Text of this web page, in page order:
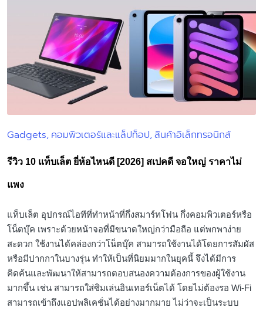
Posted
Gadgets คอมพิวเตอร์และแล็ปท็อป สินค้าอิเล็กทรอนิกส์
รีวิว 10 แท็บเล็ต ยี่ห้อไหนดี [2026] สเปคดี จอใหญ่ ราคาไม่
แพง
แท็บเล็ต อุปกรณ์ไอทีที่ทำหน้าที่กึ่งสมาร์ทโฟน กึ่งคอมพิวเตอร์หรือ
โน็ตบุ๊ค เพราะด้วยหน้าจอที่มีขนาดใหญ่กว่ามือถือ แต่พกพาง่าย
สะดวก ใช้งานได้คล่องกว่าโน็ตบุ๊ค สามารถใช้งานได้โดยการสัมผัส
หรือมีปากกาในบางรุ่น ทำให้เป็นที่นิยมมากในยุคนี้ จึงได้มีการ
คิดค้นและพัฒนาให้สามารถตอบสนองความต้องการของผู้ใช้งาน
มากขึ้น เช่น สามารถใส่ซิมเล่นอินเทอร์เน็ตได้ โดยไม่ต้องรอ Wi-Fi
สามารถเข้าถึงแอปพลิเคชั่นได้อย่างมากมาย ไม่ว่าจะเป็นระบบ